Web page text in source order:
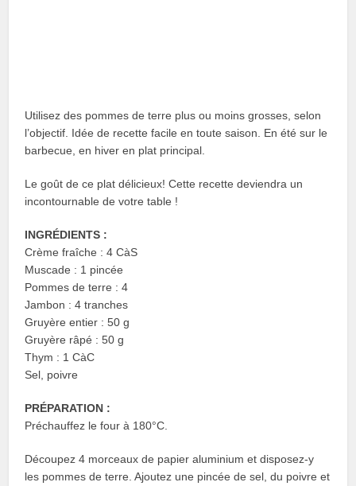
Utilisez des pommes de terre plus ou moins grosses, selon
l’objectif. Idée de recette facile en toute saison. En été sur le
barbecue, en hiver en plat principal.
Le goût de ce plat délicieux! Cette recette deviendra un
incontournable de votre table !
INGRÉDIENTS :
Crème fraîche : 4 CàS
Muscade : 1 pincée
Pommes de terre : 4
Jambon : 4 tranches
Gruyère entier : 50 g
Gruyère râpé : 50 g
Thym : 1 CàC
Sel, poivre
PRÉPARATION :
Préchauffez le four à 180°C.
Découpez 4 morceaux de papier aluminium et disposez-y
les pommes de terre. Ajoutez une pincée de sel, du poivre et